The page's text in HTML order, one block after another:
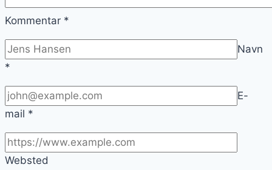
Kommentar *
Navn
*
E-
mail *
Websted